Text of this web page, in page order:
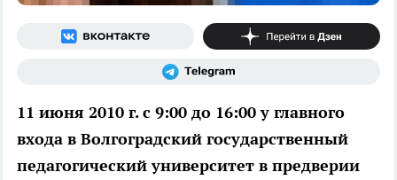
11 июня 2010 г. с 9:00 до 16:00 у главного
входа в Волгоградский государственный
педагогический университет в предверии